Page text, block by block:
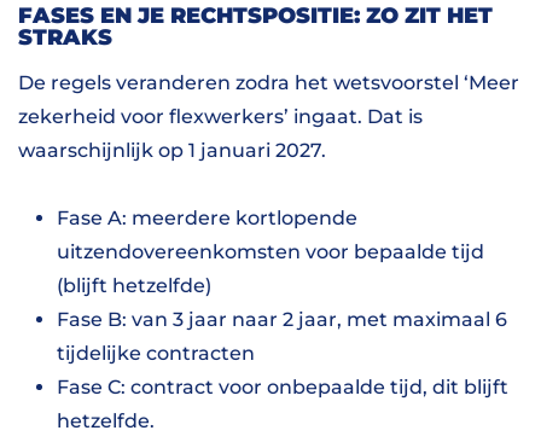
FASES EN JE RECHTSPOSITIE: ZO ZIT HET
STRAKS
De regels veranderen zodra het wetsvoorstel ‘Meer
zekerheid voor flexwerkers’ ingaat. Dat is
waarschijnlijk op 1 januari 2027.
Fase A: meerdere kortlopende
uitzendovereenkomsten voor bepaalde tijd
(blijft hetzelfde)
Fase B: van 3 jaar naar 2 jaar, met maximaal 6
tijdelijke contracten
Fase C: contract voor onbepaalde tijd, dit blijft
hetzelfde.